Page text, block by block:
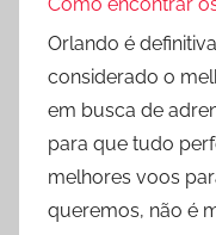
Como encontrar
Orlando é
considerado o
em busca de
para que tudo
melhores voos
queremos, não é